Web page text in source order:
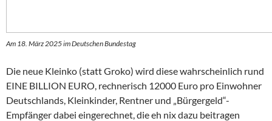
Am 18. März 2025 im Deutschen Bundestag
Die neue Kleinko (statt Groko) wird diese wahrscheinlich rund
EINE BILLION EURO, rechnerisch 12000 Euro pro Einwohner
Deutschlands, Kleinkinder, Rentner und „Bürgergeld“-
Empfänger dabei eingerechnet, die eh nix dazu beitragen